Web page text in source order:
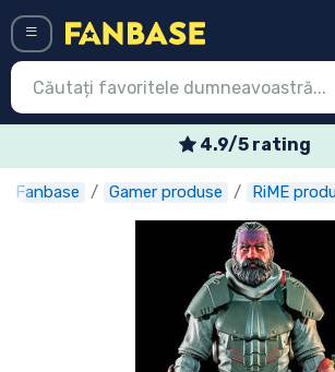
4.9/5 rating
Fanbase Gamer produse RiME
Conectați-vă